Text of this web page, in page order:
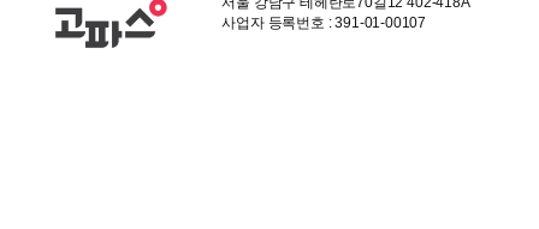
사업자 등록번호 : 391-01-00107